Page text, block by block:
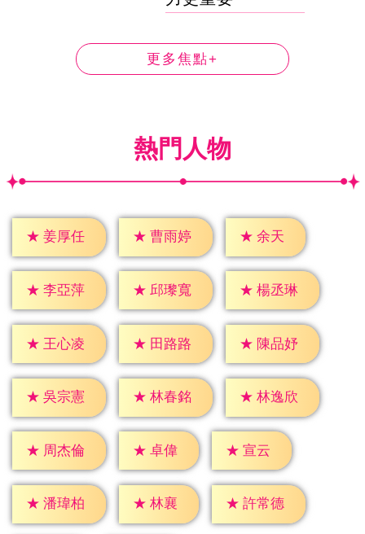
更多焦點+
熱門人物
★ 姜厚任 ★ 曹雨婷 ★ 余天
★ 李亞萍 ★ 邱瓈寬 ★ 楊丞琳
★ 王心凌 ★ 田路路 ★ 陳品妤
★ 吳宗憲 ★ 林春銘 ★ 林逸欣
★ 周杰倫 ★ 卓偉 ★ 宣云
★ 潘瑋柏 ★ 林襄 ★ 許常德